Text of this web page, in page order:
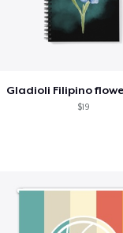
$19